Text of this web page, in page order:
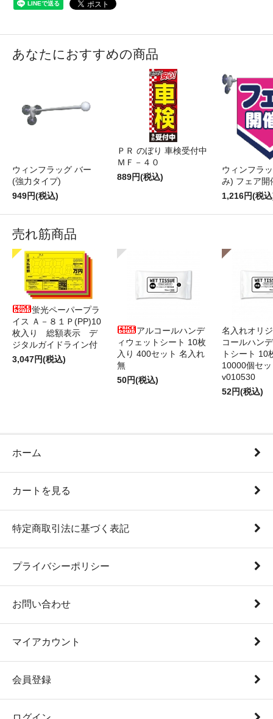
あなたにおすすめの商品
ウィンフラッグ バー
(強力タイプ)
949円(税込)
ＰＲ のぼり 車検受付中
ＭＦ－４０
889円(税込)
ウィンフラ
み) フェア開
1,216円(税
売れ筋商品
蛍光ペーパープラ
イス Ａ－８１Ｐ(PP)10
枚入り 総額表示 デ
ジタルガイドライン付
3,047円(税込)
アルコールハンデ
ィウェットシート 10枚
入り 400セット 名入れ
無
50円(税込)
名入れオリ
コールハン
トシート 10
10000個セ
v010530
52円(税込)
ホーム
カートを見る
特定商取引法に基づく表記
プライバシーポリシー
お問い合わせ
マイアカウント
会員登録